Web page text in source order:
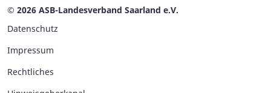
© 2026 ASB-Landesverband Saarland e.V.
Datenschutz
Impressum
Rechtliches